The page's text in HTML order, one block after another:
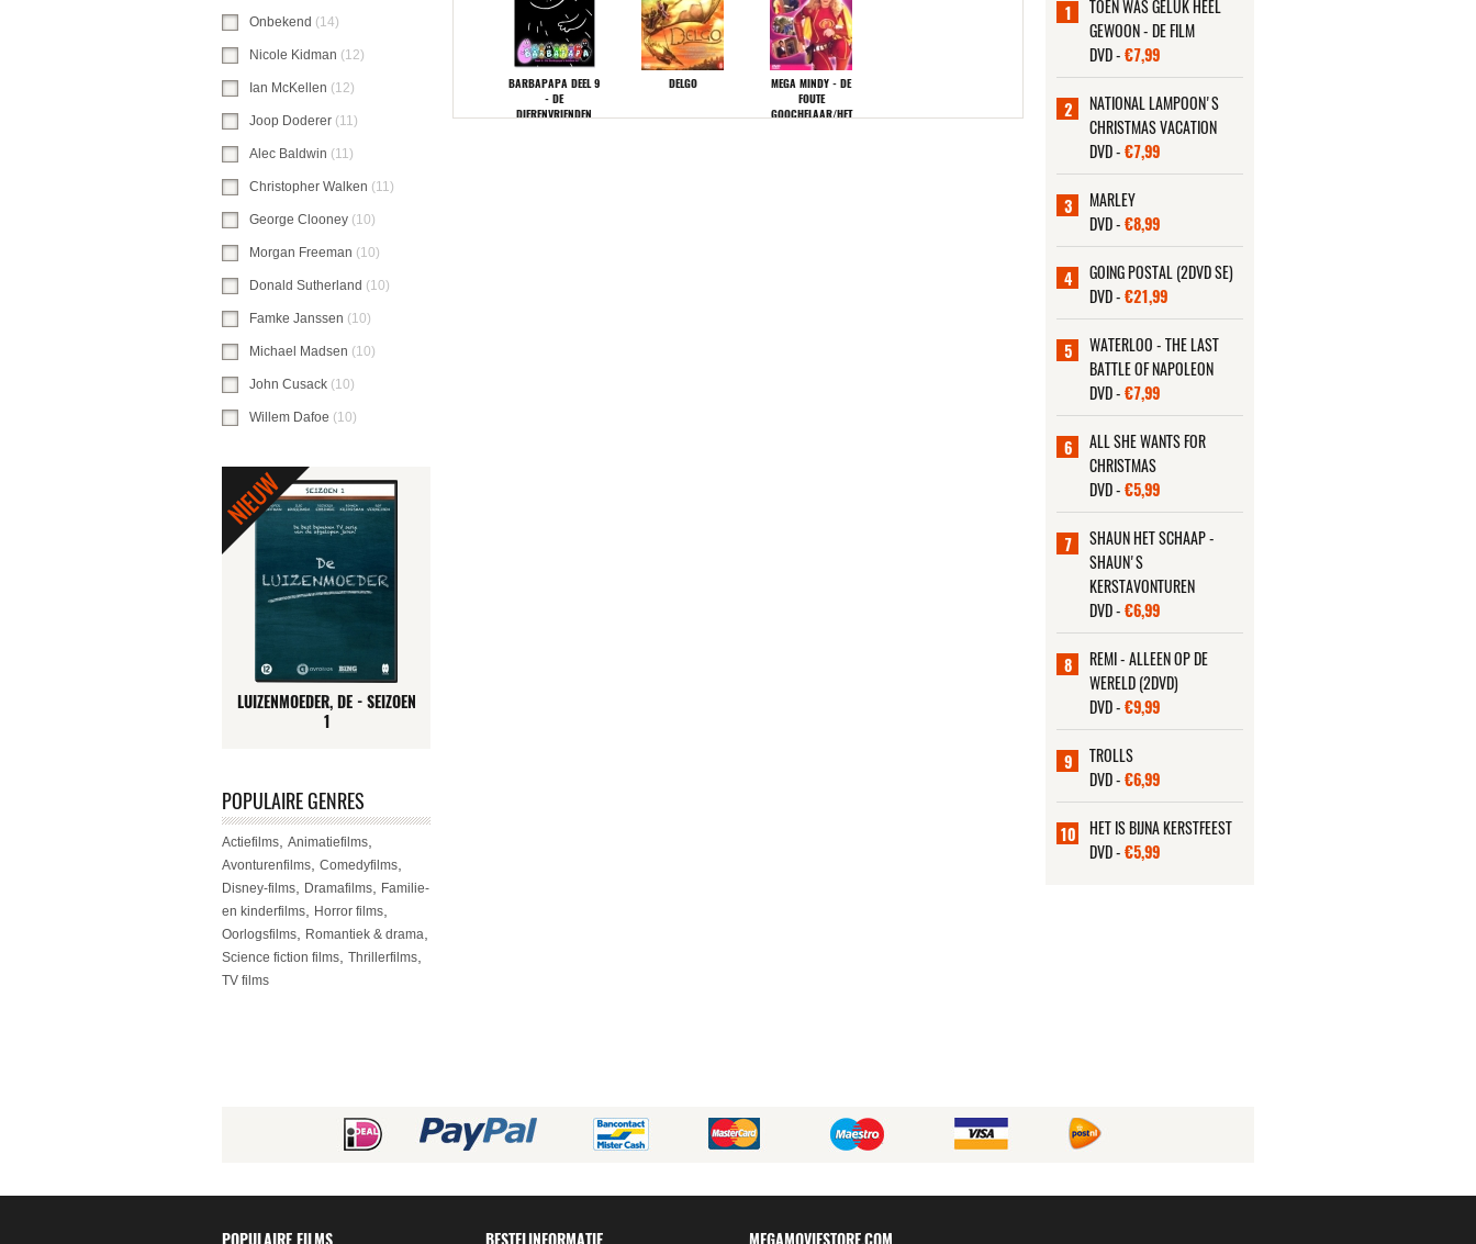
Onbekend (14)
Nicole Kidman (12) Nicole Kidman-filter toepassen
Ian McKellen (12) Ian McKellen-filter toepassen
Joop Doderer (11) Joop Doderer-filter toepassen
Alec Baldwin (11)
Christopher Walken (11)
George Clooney (10)
Morgan Freeman (10)
Donald Sutherland (10)
Famke Janssen (10)
Michael Madsen (10)
John Cusack (10)
Willem Dafoe (10)
LUIZENMOEDER, DE - SEIZOEN
1
POPULAIRE GENRES
Actiefilms Animatiefilms
Avonturenfilms Comedyfilms
Disney-films Dramafilms
Familie-
en kinderfilms
Horror films
Oorlogsfilms Romantiek & drama
Science fiction films Thrillerfilms
TV films
BARBAPAPA DEEL 9
- DE
DIERENVRIENDEN
DELGO
MEGA MINDY - DE
FOUTE
GOOCHELAAR/HET
1
TOEN WAS GELUK HEEL
GEWOON - DE FILM
DVD -€7,99
2
NATIONAL LAMPOON'S
CHRISTMAS VACATION
DVD -€7,99
3
MARLEY
DVD -€8,99
4
GOING POSTAL (2DVD SE)
DVD -€21,99
5
WATERLOO - THE LAST
BATTLE OF NAPOLEON
DVD -€7,99
6
ALL SHE WANTS FOR
CHRISTMAS
DVD -€5,99
7
SHAUN HET SCHAAP -
SHAUN'S
KERSTAVONTUREN
DVD -€6,99
8
REMI - ALLEEN OP DE
WERELD (2DVD)
DVD -€9,99
9
TROLLS
DVD -€6,99
10
HET IS BIJNA KERSTFEEST
DVD -€5,99
POPULAIRE FILMS BESTELINFORMATIE MEGAMOVIESTORE.COM